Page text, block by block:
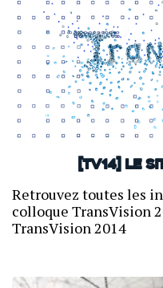
[TV14] Le
Retrouvez toutes les
colloque TransVision
TransVision 2014